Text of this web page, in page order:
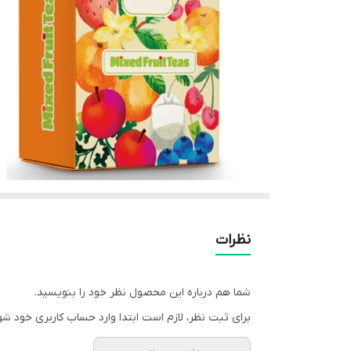
نظرات
شما هم درباره این محصول نظر خود را بنویسید.
برای ثبت نظر، لازم است ابتدا وارد حساب کاربری خود